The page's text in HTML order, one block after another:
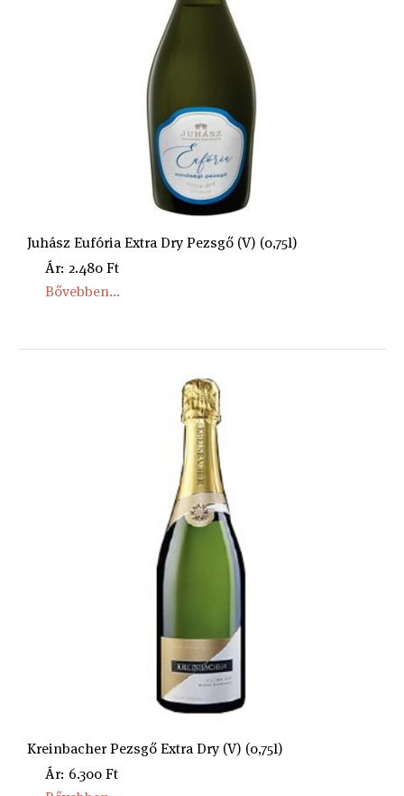
Juhász Eufória Extra Dry Pezsgő (V) (0,75l)
Ár: 2.480 Ft
Bővebben...
Kreinbacher Pezsgő Extra Dry (V) (0,75l)
Ár: 6.300 Ft